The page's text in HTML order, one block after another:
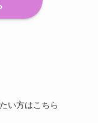
い方はこちら